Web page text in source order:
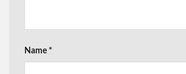
Name *